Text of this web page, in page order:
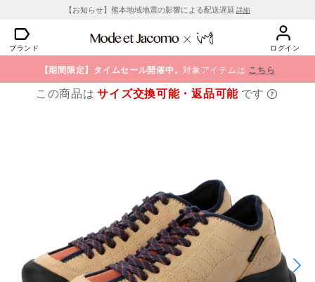
【お知らせ】熊本地域地震の影響による配送遅延 詳細
ブランド ログイン
【期間限定】タイムセール開催中。対象アイテムは こちら
この商品はサイズ交換可能・返品可能 です